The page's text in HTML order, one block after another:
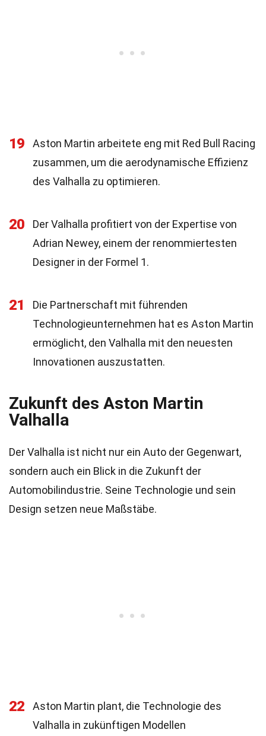
19
Aston Martin arbeitete eng mit Red Bull Racing
zusammen, um die aerodynamische Effizienz
des Valhalla zu optimieren.
20
Der Valhalla profitiert von der Expertise von
Adrian Newey, einem der renommiertesten
Designer in der Formel 1.
21
Die Partnerschaft mit führenden
Technologieunternehmen hat es Aston Martin
ermöglicht, den Valhalla mit den neuesten
Innovationen auszustatten.
Zukunft des Aston Martin
Valhalla
Der Valhalla ist nicht nur ein Auto der Gegenwart,
sondern auch ein Blick in die Zukunft der
Automobilindustrie. Seine Technologie und sein
Design setzen neue Maßstäbe.
22
Aston Martin plant, die Technologie des
Valhalla in zukünftigen Modellen